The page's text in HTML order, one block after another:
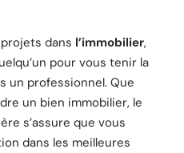
dans l’immobilier,
pour vous tenir la
un professionnel. Que
un bien immobilier, le
s’assure que vous
dans les meilleures